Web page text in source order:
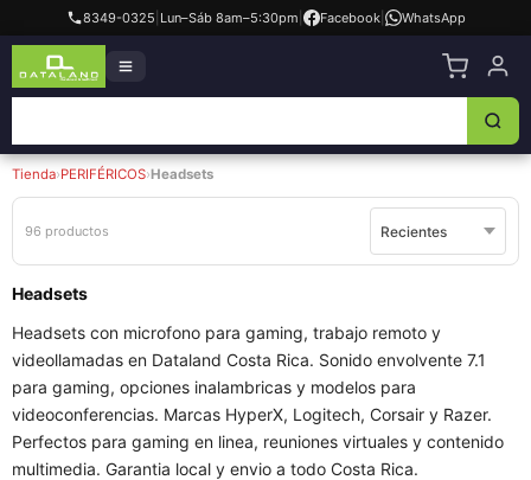
8349-0325 Lun–Sáb 8am–5:30pm Facebook| WhatsApp
Tienda›PERIFÉRICOS›Headsets
96 productos
Headsets
Headsets con microfono para gaming, trabajo remoto y
videollamadas en Dataland Costa Rica. Sonido envolvente 7.1
para gaming, opciones inalambricas y modelos para
videoconferencias. Marcas HyperX, Logitech, Corsair y Razer.
Perfectos para gaming en linea, reuniones virtuales y contenido
multimedia. Garantia local y envio a todo Costa Rica.